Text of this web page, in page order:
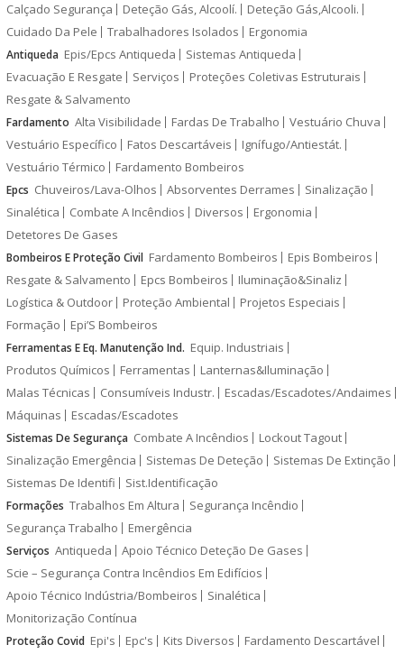
Calçado Segurança
Deteção Gás, Alcoolí.
Deteção Gás,Alcooli.
Cuidado Da Pele
Trabalhadores Isolados Ergonomia
Antiqueda Epis/Epcs Antiqueda
Sistemas Antiqueda
Evacuação E Resgate
Serviços
Proteções Coletivas Estruturais
Resgate & Salvamento
Fardamento Alta Visibilidade Fardas De Trabalho
Vestuário Chuva
Vestuário Específico
Fatos Descartáveis
Ignífugo/Antiestát.
Vestuário Térmico
Fardamento Bombeiros
Epcs Chuveiros/Lava-Olhos Absorventes Derrames
Sinalização
Sinalética
Combate A Incêndios Diversos
Ergonomia
Detetores De Gases
Bombeiros E Proteção Civil Fardamento Bombeiros
Epis Bombeiros
Resgate & Salvamento
Epcs Bombeiros
Iluminação&Sinaliz
Logística & Outdoor
Proteção Ambiental
Projetos Especiais
Formação
Epi’S Bombeiros
Ferramentas E Eq. Manutenção Ind. Equip. Industriais
Produtos Químicos
Ferramentas
Lanternas&Iluminação
Malas Técnicas
Consumíveis Industr.
Escadas/Escadotes/Andaimes
Máquinas
Escadas/Escadotes
Sistemas De Segurança Combate A Incêndios
Lockout Tagout
Sinalização Emergência
Sistemas De Deteção
Sistemas De Extinção
Sistemas De Identifi
Sist.Identificação
Formações Trabalhos Em Altura
Segurança Incêndio
Segurança Trabalho
Emergência
Serviços Antiqueda
Apoio Técnico Deteção De Gases
Scie – Segurança Contra Incêndios Em Edifícios
Apoio Técnico Indústria/Bombeiros
Sinalética
Monitorização Contínua
Proteção Covid Epi's Epc's Kits Diversos
Fardamento Descartável